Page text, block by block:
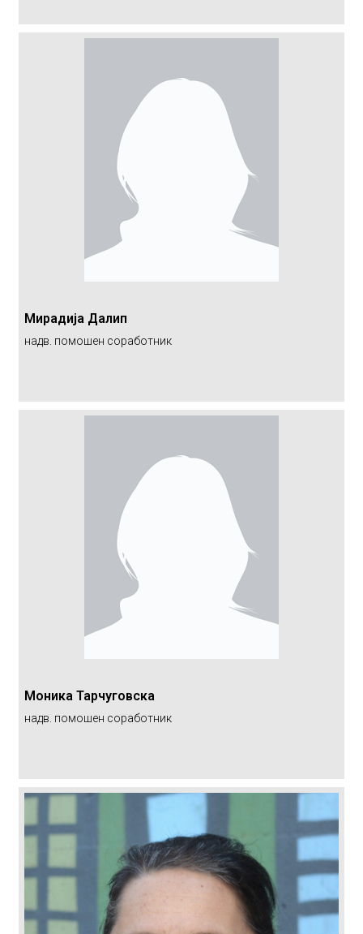
Мирадија Далип
надв. помошен соработник
Моника Тарчуговска
надв. помошен соработник